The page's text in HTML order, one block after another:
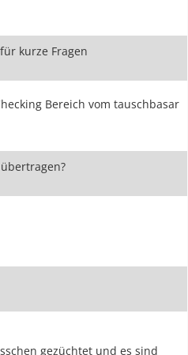
kurze Fragen
Bereich vom tauschbasar
gezüchtet und es sind